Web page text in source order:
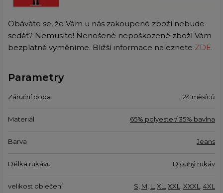
Obáváte se, že Vám u nás zakoupené zboží nebude
sedět? Nemusíte! Nenošené nepoškozené zboží Vám
bezplatně vyměníme. Bližší informace naleznete ZDE.
Parametry
Záruční doba 24 měsíců
Materiál 65% polyester/ 35% bavlna
Barva Jeans
Délka rukávu Dlouhý rukáv
velikost oblečení S M L XL XXL XXXL 4XL